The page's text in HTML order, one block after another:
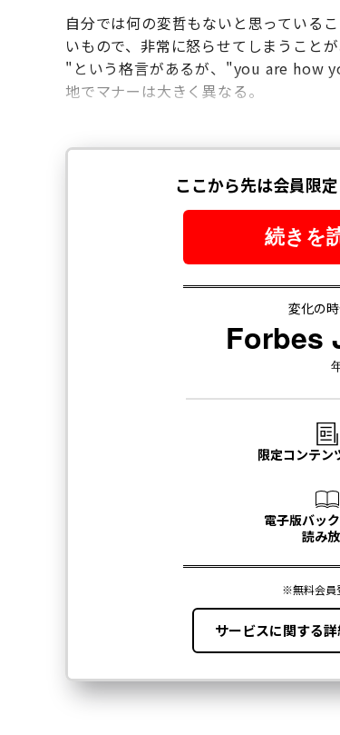
自分では何の変哲もないと思っている
いもので、非常に怒らせてしまうこと
"という格言があるが、"you are how
地でマナーは大きく異なる。